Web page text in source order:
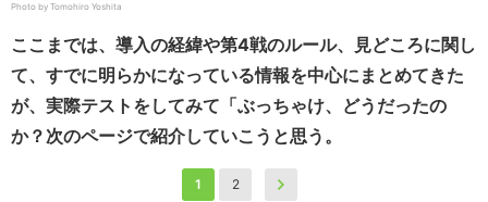
Photo by Tomohiro Yoshita
ここまでは、導入の経緯や第4戦のルール、見どころに関し
て、すでに明らかになっている情報を中心にまとめてきた
が、実際テストをしてみて「ぶっちゃけ、どうだったの
か？次のページで紹介していこうと思う。
1 2